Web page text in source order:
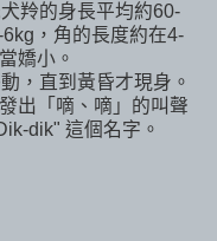
羚的身長平均約60-
，角的長度約在4-
嬌小。
，直到黃昏才現身。
出「嘀、嘀」的叫聲
dik" 這個名字。